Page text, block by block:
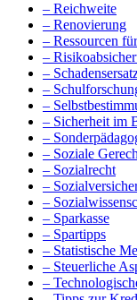
– Reichweite
– Renovierung
– Ressourcen
–
–
–
–
– Sicherheit im
–
– Soziale
– Sozialrecht
–
–
– Sparkasse
– Spartipps
– Statistische
– Steuerliche
–